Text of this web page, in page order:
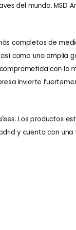
del mundo. MSD
completos de
como una
con
invierte
Los productos
y cuenta con